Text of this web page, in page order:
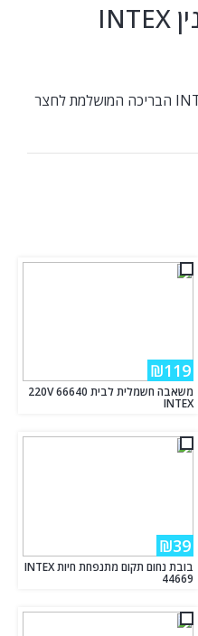
בריכת משחקים תנין INTEX
בריכת משחקים תנין INTEX 57165 הבריכה המושלמת לחצר
₪119
משאבה חשמלית לבית 220V 66640
INTEX
₪39
בובת נחום תקום מתנפחת חיות INTEX
44669